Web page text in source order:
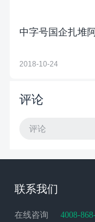
中字号国企扎堆
2018-10-24
评论
评论
联系我们
在线咨询 4008-